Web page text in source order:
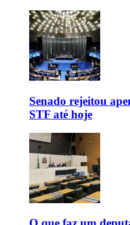
Senado rejeitou
STF até hoje